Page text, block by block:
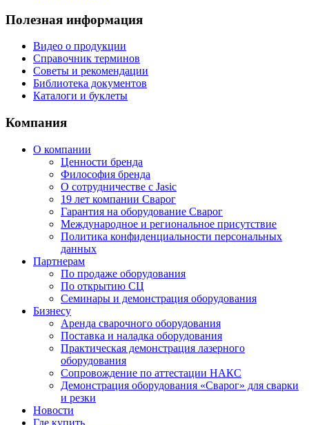
Полезная информация
Видео о продукции
Справочник терминов
Советы и рекомендации
Библиотека документов
Каталоги и буклеты
Компания
О компании
Ценности бренда
Философия бренда
О сотрудничестве с Jasic
19 лет компании Сварог
Гарантия на оборудование Сварог
Международное и региональное присутствие
Политика конфиденциальности персональных
данных
Партнерам
По продаже оборудования
По открытию СЦ
Семинары и демонстрация оборудования
Бизнесу
Аренда сварочного оборудования
Поставка и наладка оборудования
Практическая демонстрация лазерного
оборудования
Сопровождение по аттестации НАКС
Демонстрация оборудования «Сварог» для сварки
и резки
Новости
Где купить